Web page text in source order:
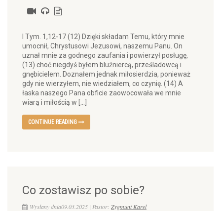
I Tym. 1,12-17 (12) Dzięki składam Temu, który mnie
umocnił, Chrystusowi Jezusowi, naszemu Panu. On
uznał mnie za godnego zaufania i powierzył posługę,
(13) choć niegdyś byłem bluźniercą, prześladowcą i
gnębicielem. Doznałem jednak miłosierdzia, ponieważ
gdy nie wierzyłem, nie wiedziałem, co czynię. (14) A
łaska naszego Pana obficie zaowocowała we mnie
wiarą i miłością w […]
CONTINUE READING
Co zostawisz po sobie?
Wysłany dnia09.03.2025 | Pastor: Zygmunt Karel